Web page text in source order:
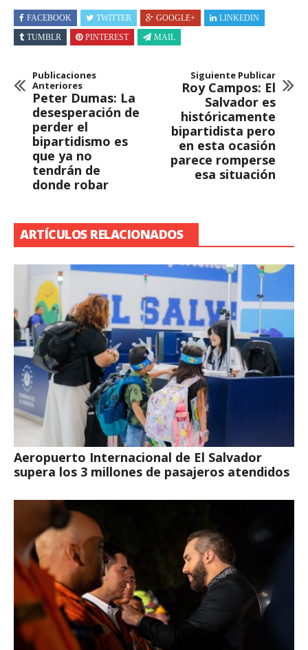
FACEBOOK TWITTER GOOGLE+
LINKEDIN
TUMBLR
PINTEREST MAIL
Publicaciones
Anteriores
Peter Dumas: La
desesperación de
perder el
bipartidismo es
que ya no
tendrán de
donde robar
Siguiente Publicar
Roy Campos: El
Salvador es
históricamente
bipartidista pero
en esta ocasión
parece romperse
esa situación
ARTÍCULOS RELACIONADOS
Aeropuerto Internacional de El Salvador
supera los 3 millones de pasajeros atendidos